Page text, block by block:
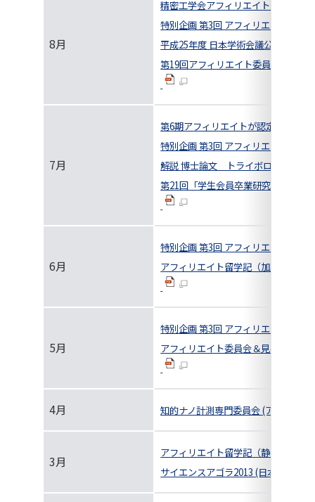
8月
精密工学会アフィリエイト紹介
特別企画 第3回 アフィリエイト座談
平成25年度 日本学術会議公開シン
第19回アフィリエイト委員会および
7月
第6期アフィリエイトが認定されまし
特別企画 第3回 アフィリエイト座談
解説 博士論文 トライボロジーの世
第21回「学生会員卒業研究発表講演
6月
特別企画 第3回 アフィリエイト座談
アフィリエイト留学記（加藤 貴彰）
5月
特別企画 第3回 アフィリエイト座談
アフィリエイト委員会＆見学会in株
4月 知的ナノ計測専門委員会 (アフィリ
3月
アフィリエイト留学記（静 弥生）
サイエンスアゴラ2013 (日本学術会